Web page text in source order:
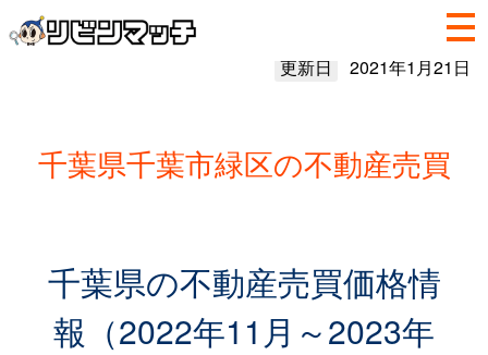
更新日 2021年1月21日
千葉県千葉市緑区の不動産売買
千葉県の不動産売買価格情
報（2022年11月～2023年